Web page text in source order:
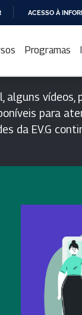
ACESSO À
Programas
vídeos,
para
da EV.G